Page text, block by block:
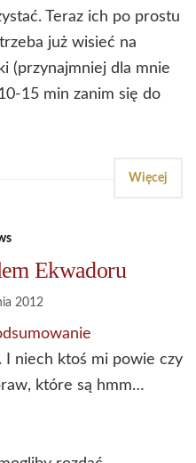
Teraz ich po prostu
już wisieć na
(przynajmniej dla mnie
15 min zanim się do
Więcej
Ekwadoru
2012
. I niech ktoś mi powie czy
które są hmm…